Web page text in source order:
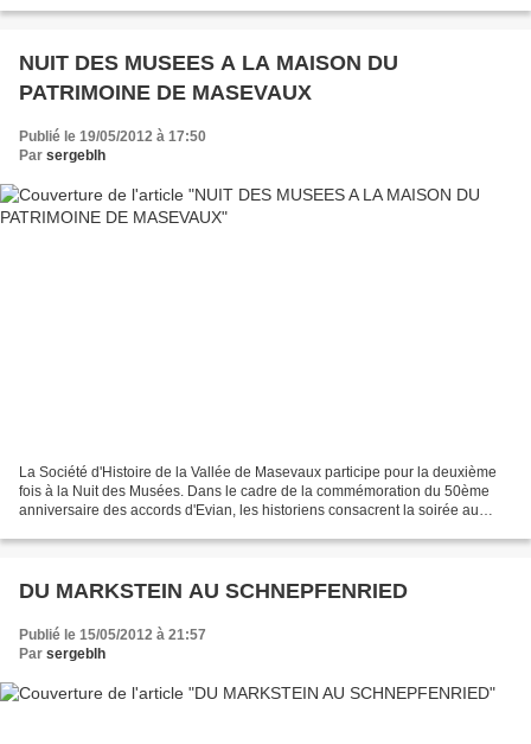
NUIT DES MUSEES A LA MAISON DU
PATRIMOINE DE MASEVAUX
Publié le 19/05/2012 à 17:50
Par sergeblh
La Société d'Histoire de la Vallée de Masevaux participe pour la deuxième
fois à la Nuit des Musées. Dans le cadre de la commémoration du 50ème
anniversaire des accords d'Evian, les historiens consacrent la soirée au
DU MARKSTEIN AU SCHNEPFENRIED
Publié le 15/05/2012 à 21:57
Par sergeblh